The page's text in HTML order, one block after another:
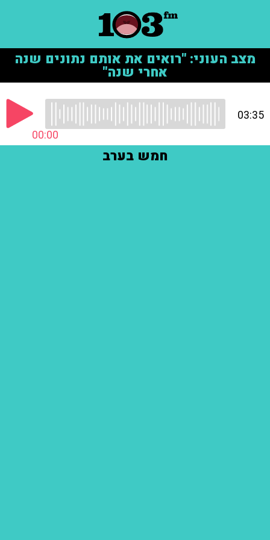
מצב העוני: "רואים את אותם נתונים שנה
אחרי שנה"
00:00
03:35
חמש בערב